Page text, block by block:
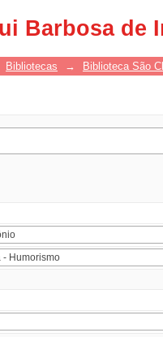
Barbosa de
Bibliotecas → Biblioteca São